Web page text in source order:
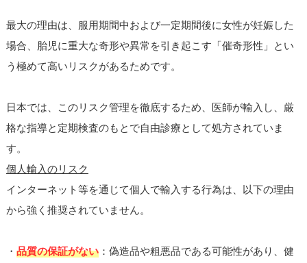
最大の理由は、服用期間中および一定期間後に女性が妊娠した
場合、胎児に重大な奇形や異常を引き起こす「催奇形性」とい
う極めて高いリスクがあるためです。
日本では、このリスク管理を徹底するため、医師が輸入し、厳
格な指導と定期検査のもとで自由診療として処方されていま
す。
個人輸入のリスク
インターネット等を通じて個人で輸入する行為は、以下の理由
から強く推奨されていません。
・ 品質の保証がない：偽造品や粗悪品である可能性があり、健